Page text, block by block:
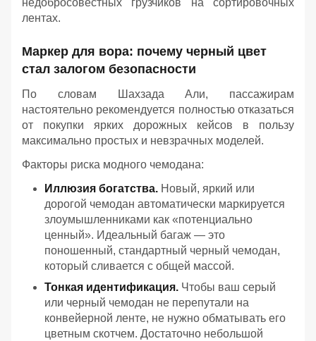
недобросовестных грузчиков на сортировочных
лентах.
Маркер для вора: почему черный цвет
стал залогом безопасности
По словам Шахзада Али, пассажирам
настоятельно рекомендуется полностью отказаться
от покупки ярких дорожных кейсов в пользу
максимально простых и невзрачных моделей.
Факторы риска модного чемодана:
Иллюзия богатства. Новый, яркий или
дорогой чемодан автоматически маркируется
злоумышленниками как «потенциально
ценный». Идеальный багаж — это
поношенный, стандартный черный чемодан,
который сливается с общей массой.
Тонкая идентификация. Чтобы ваш серый
или черный чемодан не перепутали на
конвейерной ленте, не нужно обматывать его
цветным скотчем. Достаточно небольшой